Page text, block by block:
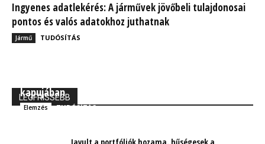
Ingyenes adatlekérés: A járművek jövőbeli tulajdonosai
pontos és valós adatokhoz juthatnak
Jármű TUDÓSÍTÁS
LEGFRISSEBB
kapujában
Elemzés TUDÓSÍTÁS